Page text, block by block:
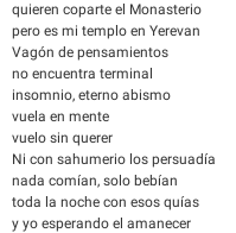
quieren coparte el Monasterio
pero es mi templo en Yerevan
Vagón de pensamientos
no encuentra terminal
insomnio, eterno abismo
vuela en mente
vuelo sin querer
Ni con sahumerio los persuadía
nada comían, solo bebían
toda la noche con esos quías
y yo esperando el amanecer